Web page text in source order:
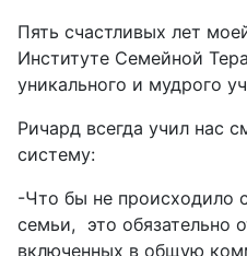
Пять счастливых лет
Институте Семейной
уникального и мудрого
Ричард всегда учил нас
систему:
-Что бы не происходило
семьи, это обязательно
включенных в общую